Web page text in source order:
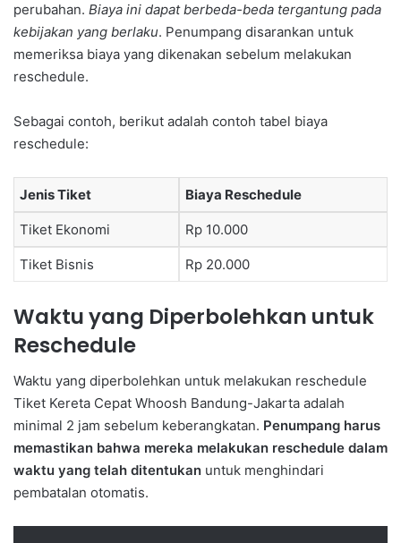
perubahan. Biaya ini dapat berbeda-beda tergantung pada
kebijakan yang berlaku. Penumpang disarankan untuk
memeriksa biaya yang dikenakan sebelum melakukan
reschedule.
Sebagai contoh, berikut adalah contoh tabel biaya
reschedule:
Jenis Tiket Biaya Reschedule
Tiket Ekonomi Rp 10.000
Tiket Bisnis Rp 20.000
Waktu yang Diperbolehkan untuk
Reschedule
Waktu yang diperbolehkan untuk melakukan reschedule
Tiket Kereta Cepat Whoosh Bandung-Jakarta adalah
minimal 2 jam sebelum keberangkatan. Penumpang harus
memastikan bahwa mereka melakukan reschedule dalam
waktu yang telah ditentukan untuk menghindari
pembatalan otomatis.